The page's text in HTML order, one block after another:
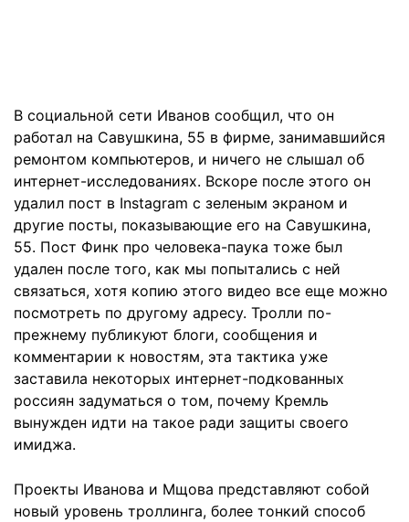
В социальной сети Иванов сообщил, что он
работал на Савушкина, 55 в фирме, занимавшийся
ремонтом компьютеров, и ничего не слышал об
интернет-исследованиях. Вскоре после этого он
удалил пост в Instagram с зеленым экраном и
другие посты, показывающие его на Савушкина,
55. Пост Финк про человека-паука тоже был
удален после того, как мы попытались с ней
связаться, хотя копию этого видео все еще можно
посмотреть по другому адресу. Тролли по-
прежнему публикуют блоги, сообщения и
комментарии к новостям, эта тактика уже
заставила некоторых интернет-подкованных
россиян задуматься о том, почему Кремль
вынужден идти на такое ради защиты своего
имиджа.
Проекты Иванова и Мщова представляют собой
новый уровень троллинга, более тонкий способ